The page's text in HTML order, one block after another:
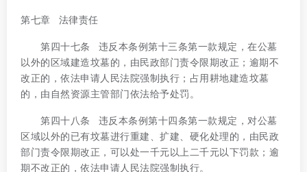
第七章 法律责任
第四十七条 违反本条例第十三条第一款规定，在公墓
以外的区域建造坟墓的，由民政部门责令限期改正；逾期不
改正的，依法申请人民法院强制执行；占用耕地建造坟墓
的，由自然资源主管部门依法给予处罚。
第四十八条 违反本条例第十四条第一款规定，对公墓
区域以外的已有坟墓进行重建、扩建、硬化处理的，由民政
部门责令限期改正，可以处一千元以上二千元以下罚款；逾
期不改正的，依法申请人民法院强制执行。